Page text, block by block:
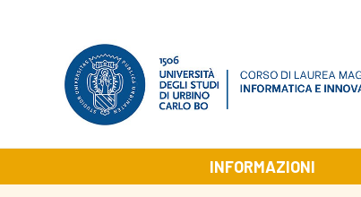
INFORMAZIONI